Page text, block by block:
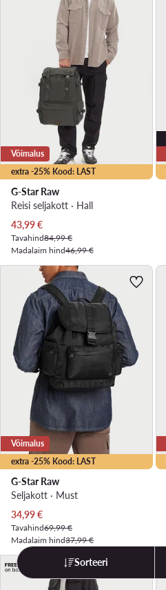
extra -25% Kood: LAST
Võimalus
G-Star Raw
Reisi seljakott · Hall
Praegune hind
43,99€
Tavahind84,99 €
Madalaim hind46,99 €
extra -25% Kood: LAST
Võimalus
G-Star Raw
Seljakott · Must
Praegune hind
34,99€
Tavahind69,99 €
Madalaim hind37,99 €
Sorteeri